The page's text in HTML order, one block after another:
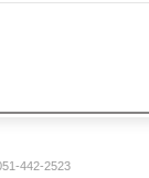
442-2523